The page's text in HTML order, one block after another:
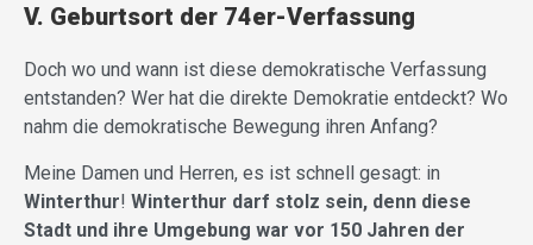
V. Geburtsort der 74er-Verfassung
Doch wo und wann ist diese demokratische Verfassung
entstanden? Wer hat die direkte Demokratie entdeckt? Wo
nahm die demokratische Bewegung ihren Anfang?
Meine Damen und Herren, es ist schnell gesagt: in
Winterthur! Winterthur darf stolz sein, denn diese
Stadt und ihre Umgebung war vor 150 Jahren der